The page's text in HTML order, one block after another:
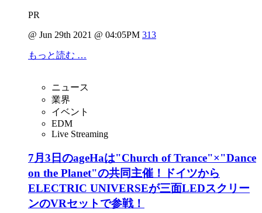
PR
@ Jun 29th 2021 @ 04:05PM 313
もっと読む …
ニュース
業界
イベント
EDM
Live Streaming
7月3日のageHaは"Church of Trance"×"Dance
on the Planet"の共同主催！ドイツから
ELECTRIC UNIVERSEが三面LEDスクリー
ンのVRセットで参戦！